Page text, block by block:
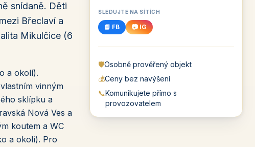
snídaně. Děti
Břeclaví a
Mikulčice (6
a okolí).
vinným
sklípku a
Nová Ves a
koutem a WC
a okolí). Pro
SLEDUJTE NA SÍTÍCH
📘 FB 📷 IG
🛡️Osobně prověřený objekt
💰Ceny bez navýšení
📞Komunikujete přímo s
provozovatelem